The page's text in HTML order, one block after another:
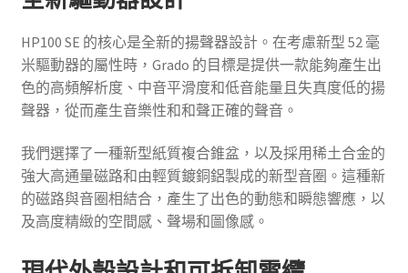
HP100 SE 的核心是全新的揚聲器設計。在考慮新型 52 毫
米驅動器的屬性時，Grado 的目標是提供一款能夠產生出
色的高頻解析度、中音平滑度和低音能量且失真度低的揚
聲器，從而產生音樂性和和聲正確的聲音。
我們選擇了一種新型紙質複合錐盆，以及採用稀土合金的
強大高通量磁路和由輕質鍍銅鋁製成的新型音圈。這種新
的磁路與音圈相結合，產生了出色的動態和瞬態響應，以
及高度精緻的空間感、聲場和圖像感。